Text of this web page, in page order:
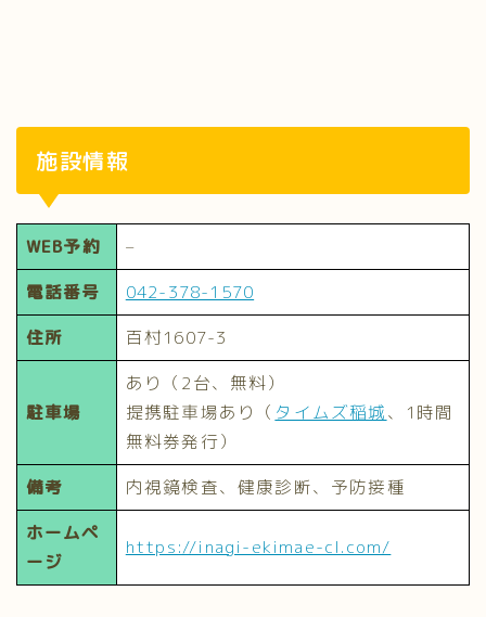
施設情報
WEB予約
–
電話番号
042-378-1570
住所
百村1607-3
駐車場
あり（2台、無料）
提携駐車場あり（ タイムズ稲城、1時間
無料券発行）
備考
内視鏡検査、健康診断、予防接種
ホームペ
ージ
https://inagi-ekimae-cl.com/